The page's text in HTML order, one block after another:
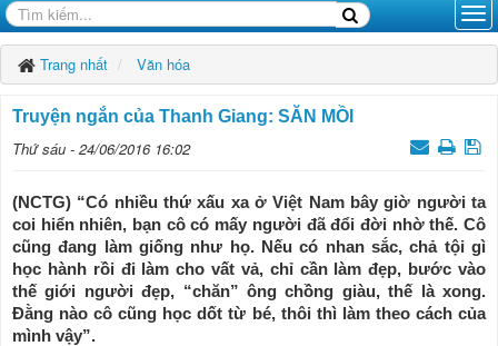
Trang nhất Văn hóa
Truyện ngắn của Thanh Giang: SĂN MỒI
Thứ sáu - 24/06/2016 16:02
(NCTG) “Có nhiều thứ xấu xa ở Việt Nam bây giờ người ta
coi hiển nhiên, bạn cô có mấy người đã đổi đời nhờ thế. Cô
cũng đang làm giống như họ. Nếu có nhan sắc, chả tội gì
học hành rồi đi làm cho vất vả, chỉ cần làm đẹp, bước vào
thế giới người đẹp, “chăn” ông chồng giàu, thế là xong.
Đằng nào cô cũng học dốt từ bé, thôi thì làm theo cách của
mình vậy”.